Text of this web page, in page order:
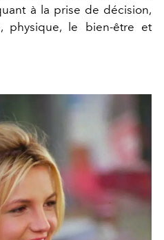
à la prise de décision,
physique, le bien-être et